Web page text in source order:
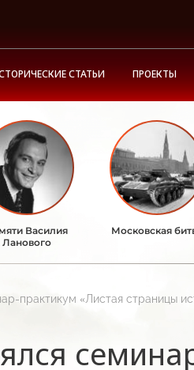
СТАТЬИ ПРОЕКТЫ
Василия
Ланового
Московская
практикум «Листая страницы